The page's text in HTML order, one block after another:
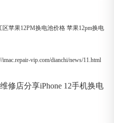
区苹果12PM换电池价格 苹果12pm换电
vip.com/dianchi/news/11.html
修店分享iPhone 12手机换电